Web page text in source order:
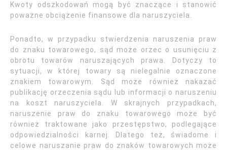
Kwoty odszkodowań mogą być znaczące i stanowić
poważne obciążenie finansowe dla naruszyciela.
Ponadto, w przypadku stwierdzenia naruszenia praw
do znaku towarowego, sąd może orzec o usunięciu z
obrotu towarów naruszających prawa. Dotyczy to
sytuacji, w której towary są nielegalnie oznaczone
znakiem towarowym. Sąd może również nakazać
publikację orzeczenia sądu lub informacji o naruszeniu
na koszt naruszyciela. W skrajnych przypadkach,
naruszenie praw do znaku towarowego może być
również traktowane jako przestępstwo, podlegające
odpowiedzialności karnej. Dlatego też, świadome i
celowe naruszanie praw do znaków towarowych może